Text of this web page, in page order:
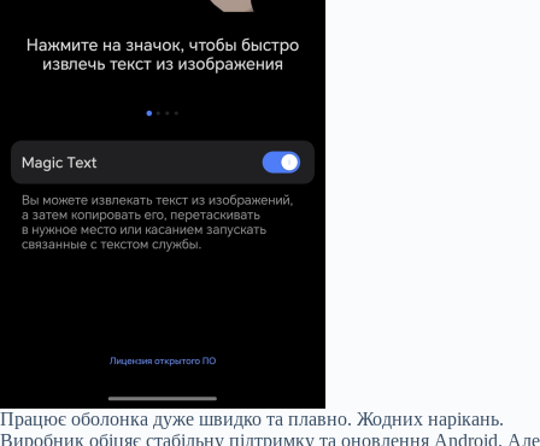
Працює оболонка дуже швидко та плавно. Жодних нарікань.
Виробник обіцяє стабільну підтримку та оновлення Android. Але